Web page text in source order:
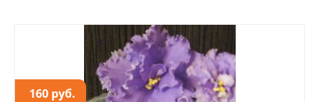
160 руб.